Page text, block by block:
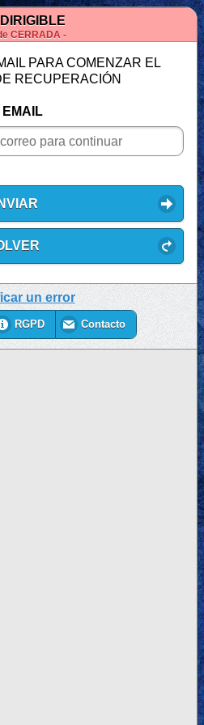
CERRADA -
PARA COMENZAR EL
RECUPERACIÓN
EMAIL
un error
RGPD Contacto